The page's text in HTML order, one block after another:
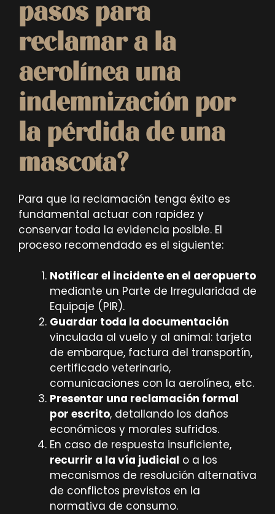
pasos para
reclamar a la
aerolínea una
indemnización por
la pérdida de una
mascota?
Para que la reclamación tenga éxito es
fundamental actuar con rapidez y
conservar toda la evidencia posible. El
proceso recomendado es el siguiente:
Notificar el incidente en el aeropuerto
mediante un Parte de Irregularidad de
Equipaje (PIR).
Guardar toda la documentación
vinculada al vuelo y al animal: tarjeta
de embarque, factura del transportín,
certificado veterinario,
comunicaciones con la aerolínea, etc.
Presentar una reclamación formal
por escrito, detallando los daños
económicos y morales sufridos.
En caso de respuesta insuficiente,
recurrir a la vía judicial o a los
mecanismos de resolución alternativa
de conflictos previstos en la
normativa de consumo.